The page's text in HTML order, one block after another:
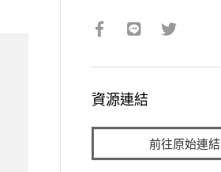
資源連結
前往原始連結